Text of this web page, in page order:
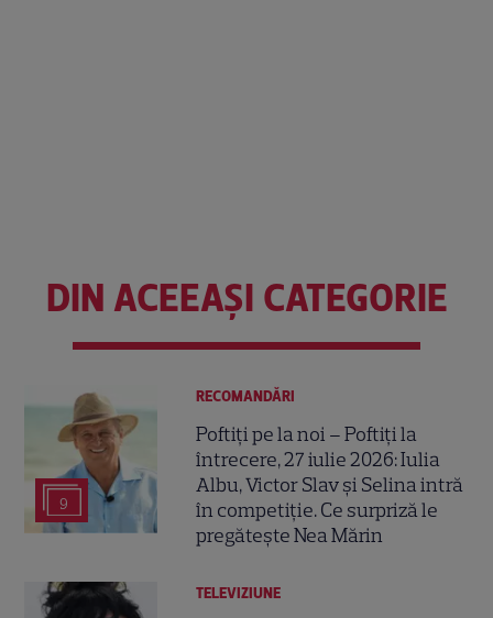
DIN ACEEAȘI CATEGORIE
9
RECOMANDĂRI
Poftiți pe la noi – Poftiți la
întrecere, 27 iulie 2026: Iulia
Albu, Victor Slav și Selina intră
în competiție. Ce surpriză le
pregătește Nea Mărin
TELEVIZIUNE